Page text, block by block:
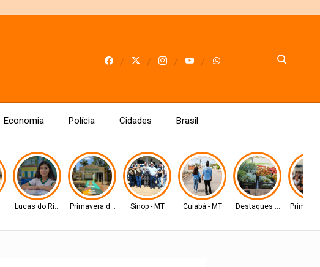
Economia Polícia Cidades Brasil
Lucas do Rio VerdePrimavera do LesteSinop - MT Cuiabá - MT Destaques AMM